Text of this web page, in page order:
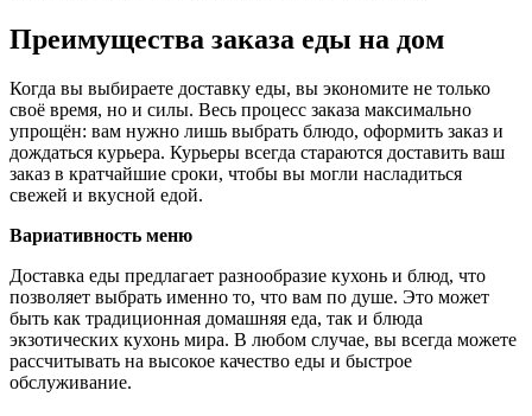
Преимущества заказа еды на дом
Когда вы выбираете доставку еды, вы экономите не только
своё время, но и силы. Весь процесс заказа максимально
упрощён: вам нужно лишь выбрать блюдо, оформить заказ и
дождаться курьера. Курьеры всегда стараются доставить ваш
заказ в кратчайшие сроки, чтобы вы могли насладиться
свежей и вкусной едой.
Вариативность меню
Доставка еды предлагает разнообразие кухонь и блюд, что
позволяет выбрать именно то, что вам по душе. Это может
быть как традиционная домашняя еда, так и блюда
экзотических кухонь мира. В любом случае, вы всегда можете
рассчитывать на высокое качество еды и быстрое
обслуживание.